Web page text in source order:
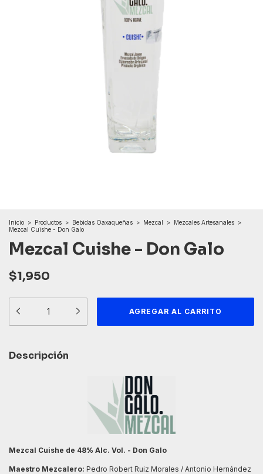
Inicio > Productos > Bebidas Oaxaqueñas > Mezcal > Mezcales Artesanales >
Mezcal Cuishe - Don Galo
Mezcal Cuishe - Don Galo
$1,950
Descripción
Mezcal Cuishe de 48% Alc. Vol. - Don Galo
Maestro Mezcalero: Pedro Robert Ruiz Morales / Antonio Hernández